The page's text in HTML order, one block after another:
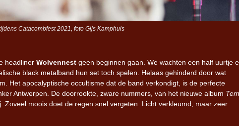
Catacombfest 2021, foto Gijs Kamphuis
headliner Wolvennest geen beginnen gaan. We wachten een half uurtje
black metalband hun set toch spelen. Helaas gehinderd door wat
Het apocalyptische occultisme dat de band verkondigt, is de perfecte
Antwerpen. De doorrookte, zware nummers, van het nieuwe album
Zoveel moois doet de regen snel vergeten. Licht verkleumd, maar zeer